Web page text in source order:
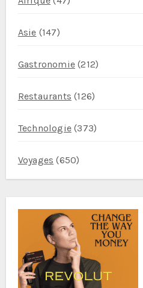
Asie (147)
Gastronomie(212)
Restaurants (126)
Technologie(373)
Voyages (650)